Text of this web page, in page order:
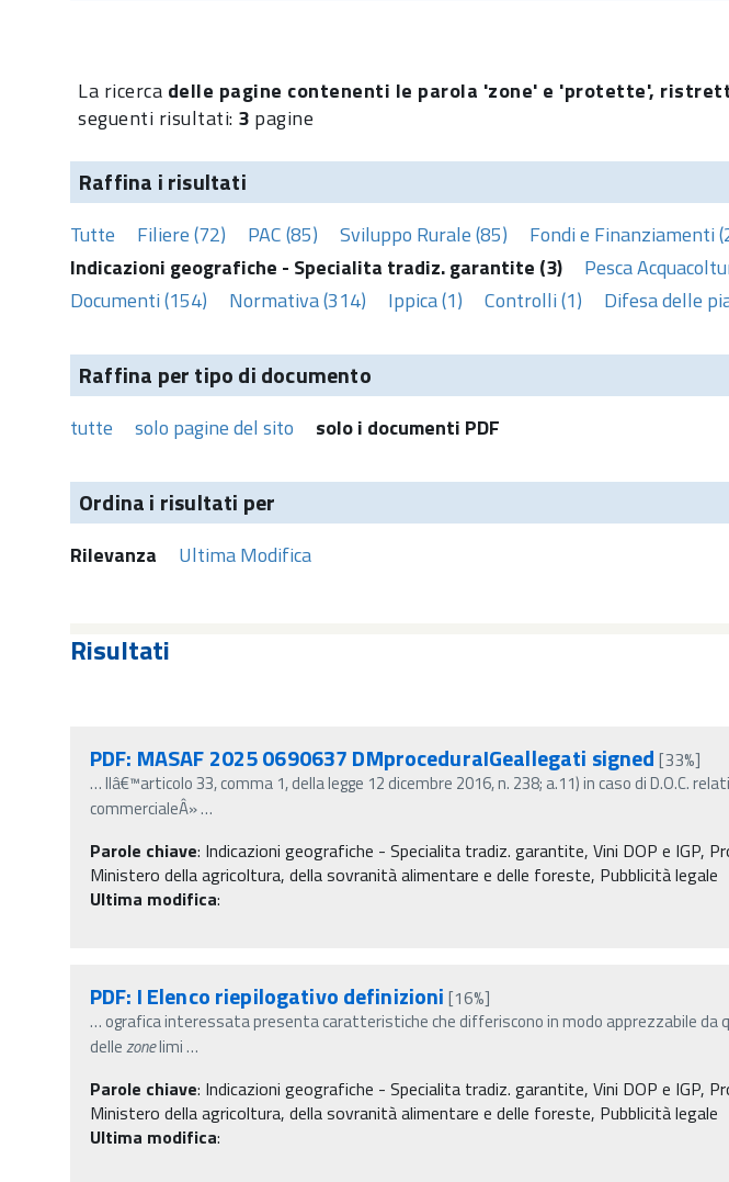
La ricerca delle pagine contenenti le parola 'zone' e 'protette',
seguenti risultati: 3 pagine
Raffina i risultati
Tutte Filiere (72) PAC (85) Sviluppo Rurale (85) Fondi e Finanziamenti
Indicazioni geografiche - Specialita tradiz. garantite (3)
Pesca
Documenti (154)
Normativa (314) Ippica (1) Controlli (1) Difesa delle
Raffina per tipo di documento
tutte solo pagine del sito solo i documenti PDF
Ordina i risultati per
Rilevanza Ultima Modifica
Risultati
PDF: MASAF 2025 0690637 DMproceduraIGeallegati signed [33%]
…llâ€™articolo 33, comma 1, della legge 12 dicembre 2016, n. 238; a.11) in caso di D.O.C.
commercialeÂ»…
Parole chiave: Indicazioni geografiche - Specialita tradiz. garantite, Vini DOP e IGP,
Ministero della agricoltura, della sovranità alimentare e delle foreste, Pubblicità legale
Ultima modifica:
PDF: I Elenco riepilogativo definizioni [16%]
… ografica interessata presenta caratteristiche che differiscono in modo apprezzabile da
dellezonelimi…
Parole chiave: Indicazioni geografiche - Specialita tradiz. garantite, Vini DOP e IGP,
Ministero della agricoltura, della sovranità alimentare e delle foreste, Pubblicità legale
Ultima modifica: